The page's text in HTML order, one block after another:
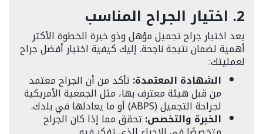
2. اختيار الجراح المناسب
يعد اختيار جراح تجميل مؤهل وذو خبرة الخطوة الأكثر
أهمية لضمان نتيجة ناجحة. إليك كيفية اختيار أفضل جراح
لعمليتك:
الشهادة المعتمدة: تأكد من أن الجراح معتمد
من قبل هيئة معترف بها، مثل الجمعية الأمريكية
لجراحة التجميل (ABPS) أو ما يعادلها في بلدك.
الخبرة والتخصص: تحقق مما إذا كان الجراح